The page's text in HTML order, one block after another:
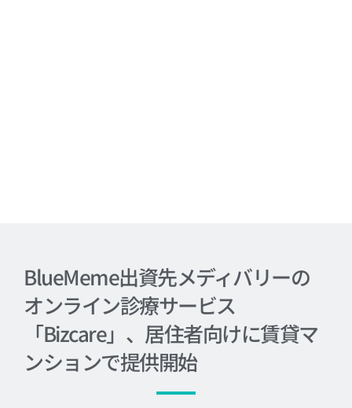
BlueMeme出資先メディバリーの
オンライン診療サービス
「Bizcare」、居住者向けに賃貸マ
ンションで提供開始